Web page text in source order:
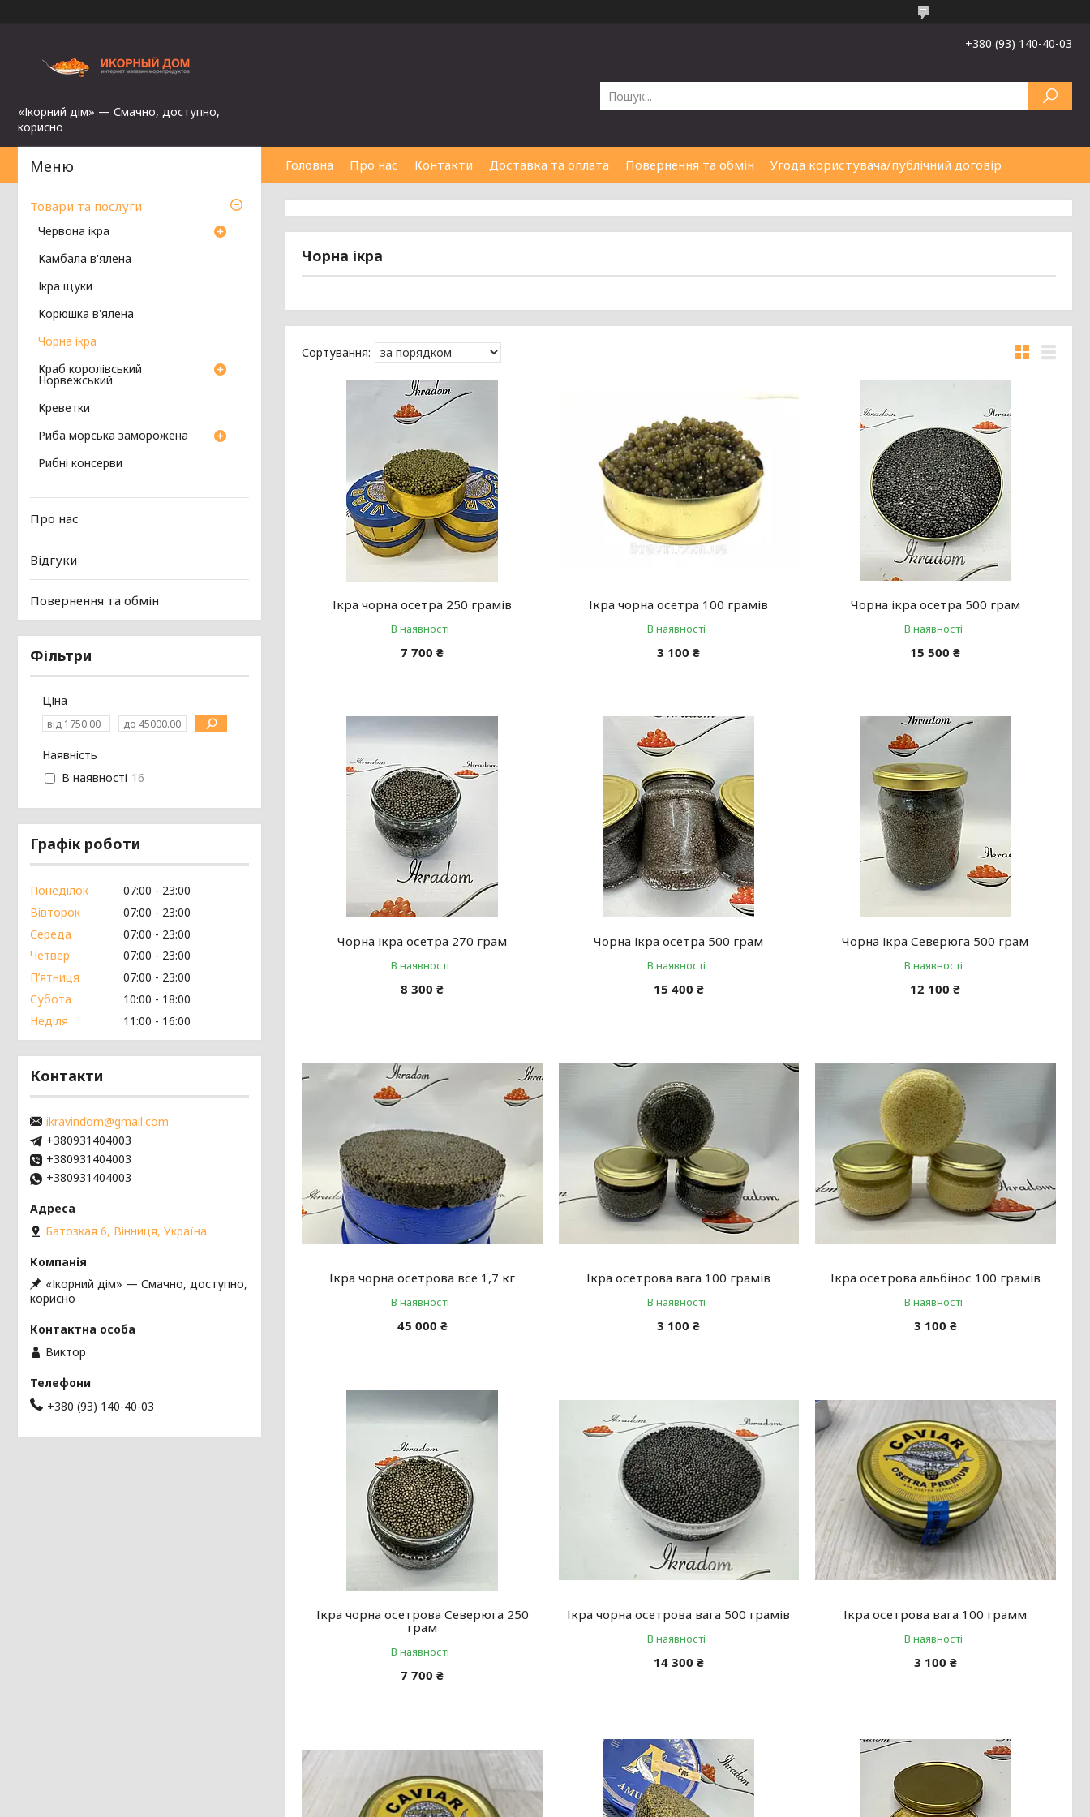
«Ікорний дім» — Смачно, доступно,
корисно
+380 (93) 140-40-03
Головна Про нас Контакти Доставка та оплата Повернення та обмін Угода користувача/публічний договір
Чорна ікра
Ікра чорна осетра 250 грамів
В наявності
7 700 ₴
Ікра чорна осетра 100 грамів
В наявності
3 100 ₴
Чорна ікра осетра 500 грам
В наявності
15 500 ₴
Чорна ікра осетра 270 грам
В наявності
8 300 ₴
Чорна ікра осетра 500 грам
В наявності
15 400 ₴
Чорна ікра Северюга 500 грам
В наявності
12 100 ₴
Ікра чорна осетрова все 1,7 кг
В наявності
45 000 ₴
Ікра осетрова вага 100 грамів
В наявності
3 100 ₴
Ікра осетрова альбінос 100 грамів
В наявності
3 100 ₴
Ікра чорна осетрова Северюга 250
грам
В наявності
7 700 ₴
Ікра чорна осетрова вага 500 грамів
В наявності
14 300 ₴
Ікра осетрова вага 100 грамм
В наявності
3 100 ₴
Товари та послуги
Червона ікра
Камбала в'ялена
Ікра щуки
Корюшка в'ялена
Чорна ікра
Краб королівський
Норвежський
Креветки
Риба морська заморожена
Рибні консерви
Про нас
Відгуки
Повернення та обмін
Фільтри
Ціна
Наявність
В наявності 16
Графік роботи
Понеділок 07:00
23:00
Вівторок
07:00
23:00
Середа
07:00
23:00
Четвер
07:00
23:00
Пʼятниця
07:00
23:00
Субота
10:00
18:00
Неділя
11:00 16:00
Контакти
ikravindom@gmail.com
+380931404003
+380931404003
+380931404003
Батозкая 6, Вінниця, Україна
«Ікорний дім» — Смачно, доступно,
корисно
Виктор
+380 (93) 140-40-03